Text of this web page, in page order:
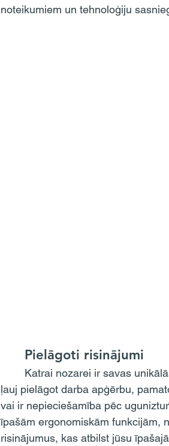
noteikumiem un tehnoloģiju
	Pielāgoti risinājumi
ļauj pielāgot darba apģērbu,
vai ir nepieciešamība pēc
īpašām ergonomiskām funkcijām,
risinājumus, kas atbilst jūsu